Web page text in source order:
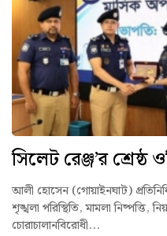
সিলেট রেঞ্জ’র শ্রেষ্ঠ
আলী হোসেন (গোয়াইনঘাট)
শৃঙ্খলা পরিস্থিতি, মামলা নিষ্পত্তি,
চোরাচালানবিরোধী...